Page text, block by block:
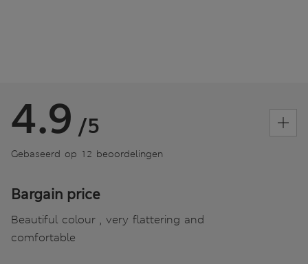
4.9 /5
Gebaseerd op 12 beoordelingen
Bargain price
Beautiful colour , very flattering and
comfortable